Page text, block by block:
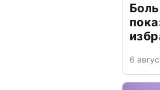
6